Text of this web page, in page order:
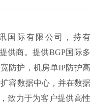
国际有限公司，持有
供商。提供BGP国际多
防护，机房单IP防护高
容数据中心，并在数据
致力于为客户提供高性